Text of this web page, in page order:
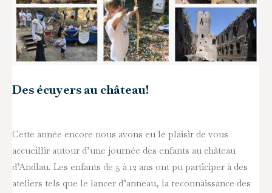
Des écuyers au château!
Cette année encore nous avons eu le plaisir de vous
accueillir autour d’une journée des enfants au château
d’Andlau. Les enfants de 5 à 12 ans ont pu participer à des
ateliers tels que le lancer d’anneau, la reconnaissance des